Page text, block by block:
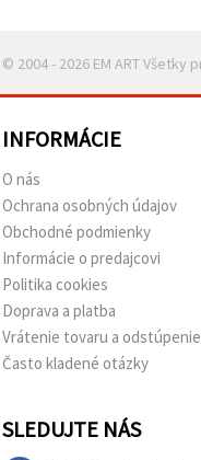
© 2004 - 2026 EM ART Všetky
INFORMÁCIE
O nás
Ochrana osobných údajov
Obchodné podmienky
Informácie o predajcovi
Politika cookies
Doprava a platba
Vrátenie tovaru a odstúpenie
Často kladené otázky
SLEDUJTE NÁS